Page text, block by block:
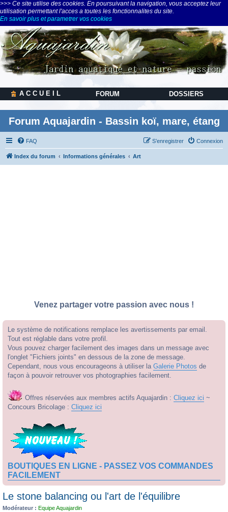
>>> Ce site utilise des cookies. En poursuivant la navigation, vous acceptez leur
utilisation permettant l'acces a toutes les fonctionnalites du site.
En savoir plus et parametrer vos cookies
A C C U E I L FORUM DOSSIERS
Forum Aquajardin - Bassin koï, mare, étang
FAQ Connexion
S’enregistrer
Index du forum Informations générales Art
Venez partager votre passion avec nous !
Le système de notifications remplace les avertissements par email.
Tout est réglable dans votre profil.
Vous pouvez charger facilement des images dans un message avec
l'onglet "Fichiers joints" en dessous de la zone de message.
Cependant, nous vous encourageons à utiliser la Galerie Photos de
façon à pouvoir retrouver vos photographies facilement.
Offres réservées aux membres actifs Aquajardin : Cliquez ici ~
Concours Bricolage : Cliquez ici
BOUTIQUES EN LIGNE - PASSEZ VOS COMMANDES
FACILEMENT
Le stone balancing ou l'art de l'équilibre
Modérateur : Equipe Aquajardin